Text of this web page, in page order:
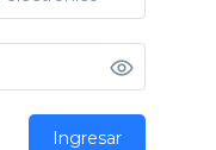
Ingresar